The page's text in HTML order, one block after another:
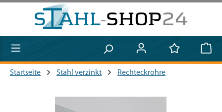
Zum Hauptinhalt springen
Startseite Stahl verzinkt Rechteckrohre
Bildergalerie überspringen